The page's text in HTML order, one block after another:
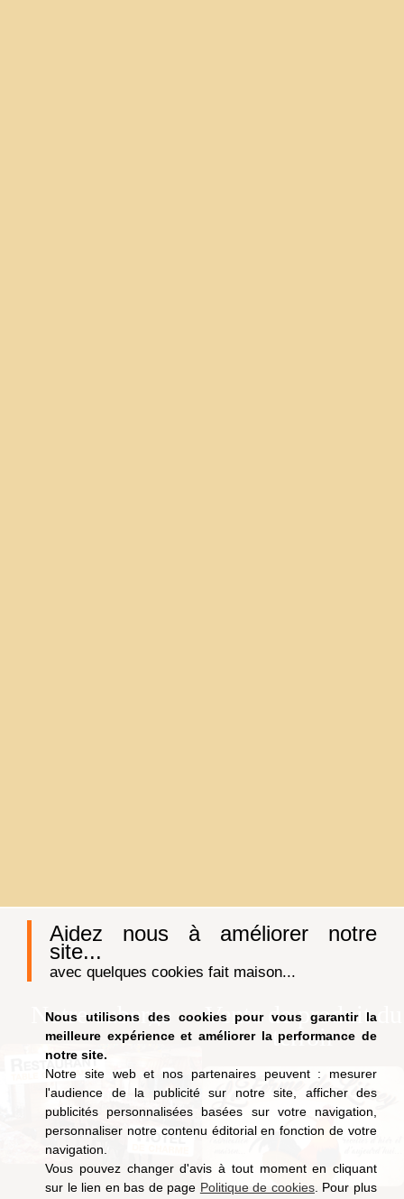
Aidez nous à améliorer notre
site...
avec quelques cookies fait maison...
Nous utilisons des cookies pour vous garantir la
meilleure expérience et améliorer la performance de
notre site.
Notre site web et nos partenaires peuvent : mesurer
l'audience de la publicité sur notre site, afficher des
publicités personnalisées basées sur votre navigation,
personnaliser notre contenu éditorial en fonction de votre
navigation.
Vous pouvez changer d'avis à tout moment en cliquant
sur le lien en bas de page Politique de cookies. Pour plus
Notre auberge
Vente de produit du
terroir